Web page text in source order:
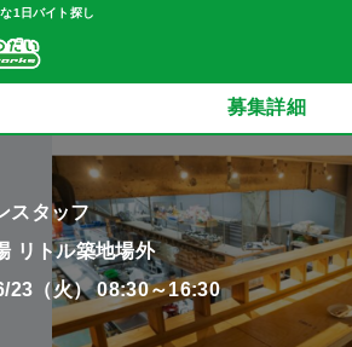
1日バイト探し
募集詳細
スタッフ
リトル築地場外
23（火） 08:30～16:30